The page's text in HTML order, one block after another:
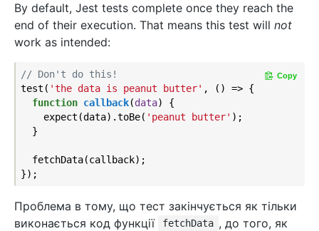
By default, Jest tests complete once they reach the
end of their execution. That means this test will not
work as intended:
// Don't do this!
test( 'the data is peanut butter' , () => {
function callback(data) {
    expect(data).toBe(
'peanut butter' );
  }
  fetchData(callback);
Copy
Проблема в тому, що тест закінчується як тільки
виконається код функції
fetchData , до того, як